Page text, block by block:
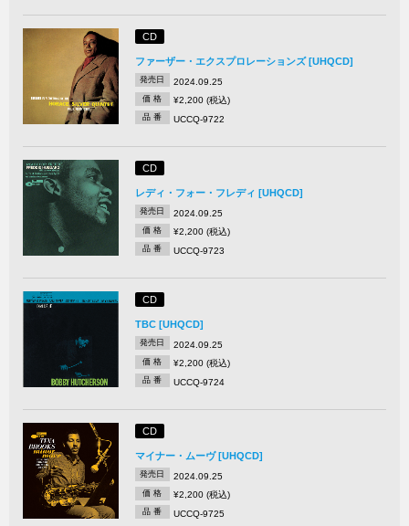
CD
ファーザー・エクスプロレーションズ [UHQCD]
発売日 2024.09.25
価 格 ¥2,200 (税込)
品 番 UCCQ-9722
CD
レディ・フォー・フレディ [UHQCD]
発売日 2024.09.25
価 格 ¥2,200 (税込)
品 番 UCCQ-9723
CD
TBC [UHQCD]
発売日 2024.09.25
価 格 ¥2,200 (税込)
品 番 UCCQ-9724
CD
マイナー・ムーヴ [UHQCD]
発売日 2024.09.25
価 格 ¥2,200 (税込)
品 番 UCCQ-9725